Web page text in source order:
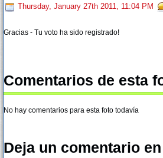
Thursday, January 27th 2011, 11:04 PM
Gracias - Tu voto ha sido registrado!
Comentarios de esta
No hay comentarios para esta foto todavía
Deja un comentario